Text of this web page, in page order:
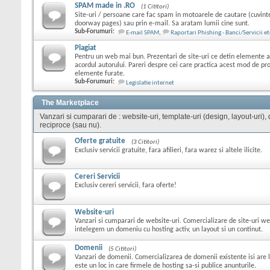
SPAM made in .RO (1 Cititori)
Site-uri / persoane care fac spam in motoarele de cautare
doorway pages) sau prin e-mail. Sa aratam lumii cine sunt.
Sub-Forumuri: E-mail SPAM, Raportari Phishing - Banci/Servicii
Plagiat
Pentru un web mai bun. Prezentari de site-uri ce detin elemente
acordul autorului. Pareri despre cei care practica acest mod de
elemente furate.
Sub-Forumuri: Legislatie internet
The Marketplace
Vanzari si cumparari de : website-uri, template-uri (design, layout-
reciproce (sau nu).
Oferte gratuite (3 Cititori)
Exclusiv servicii gratuite, fara afilieri, fara warez si altele ilicite.
Cereri Servicii
Exclusiv cereri servicii, fara oferte!
Website-uri
Vanzari si cumparari de website-uri. Comercializare de site-uri
intelegem un domeniu cu hosting activ, un layout si un continut.
Domenii (5 Cititori)
Vanzari de domenii. Comercializarea de domenii existente isi are
este un loc in care firmele de hosting sa-si publice anunturile.